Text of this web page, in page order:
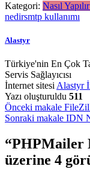
Kategori: Nasıl
nedirsmtp kullanımı
Alastyr
Türkiye'nin En Çok
Servis Sağlayıcısı
İnternet sitesiAlastyr
Yazı oluşturuldu 511
Yazı
gezinmesi
Önceki makale
Sonraki makale IDN
“PHPMailer
üzerine 4